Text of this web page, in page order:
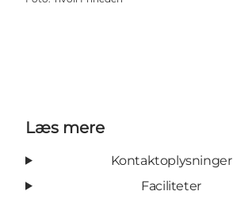
Læs mere
Kontaktoplysninger
Faciliteter